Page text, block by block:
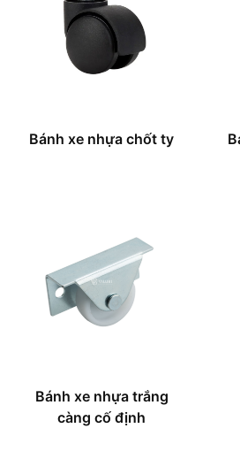
Bánh xe nhựa chốt ty
Bánh xe nhựa trắng
càng cố định